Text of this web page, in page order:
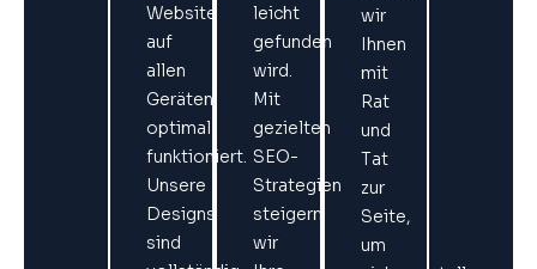
Website
auf
allen
Geräten
optimal
funktioniert.
Unsere
Designs
sind
leicht
gefunden
wird.
Mit
gezielten
SEO-
Strategien
steigern
wir
wir
Ihnen
mit
Rat
und
Tat
zur
Seite,
um